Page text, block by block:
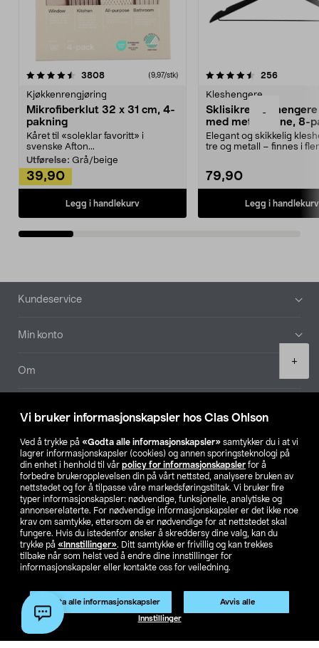
Vi bruker informasjonskapsler hos Clas Ohlson
Ved å trykke på «Godta alle informasjonskapsler» samtykker du i at vi
lagrer informasjonskapsler (cookies) og annen sporingsteknologi på
din enhet i henhold til vår policy for informasjonskapsler for å
forbedre brukeropplevelsen din på vårt nettsted, analysere bruken av
nettstedet og for å tilpasse våre markedsføringstiltak. Vi bruker fire
typer informasjonskapsler: nødvendige, funksjonelle, analytiske og
annonserelaterte. For nødvendige informasjonskapsler er det ikke noe
krav om samtykke, ettersom de er nødvendige for at nettstedet skal
fungere. Hvis du istedenfor ønsker å skreddersy dine valg, kan du
trykke på «Innstillinger». Ditt samtykke er frivillig og kan trekkes
tilbake når som helst ved å endre dine innstillinger for
informasjonskapsler eller kontakte oss for veiledning.
Godta alle informasjonskapsler Avvis alle
Innstillinger
-
+
Legg i handlekurv
3808anmeldelser(9,97/stk)
Kjøkkenrengjøring
Mikrofiberklut 32 x 31 cm, 4-
pakning
Kåret til «soleklar favoritt» i
svenske Afton...
Utførelse: Grå/beige
39,90
Legg i handlekurv
4.5av 5 stjerner 256
Kleshengere
Sklisikre
med metallpinne, 8-
Elegant og skikkelig
tre og metall – finnes i
79,90
Legg i handlekurv
4.5av 5 stjerner
Bunntekst
Kundeservice
Min konto
Om
Våre selskaper
Finn din butikk
SE NO FI
Privacy statement Medlemsvilkår Kjøpsvilkår
For bedrifter
Endre til priser ekskl. moms